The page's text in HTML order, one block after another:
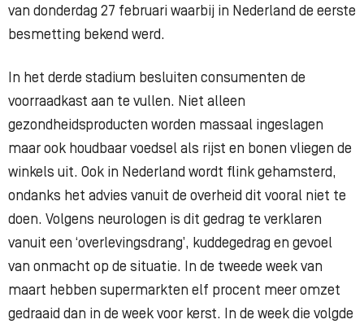
van donderdag 27 februari waarbij in Nederland de eerste
besmetting bekend werd.
In het derde stadium besluiten consumenten de
voorraadkast aan te vullen. Niet alleen
gezondheidsproducten worden massaal ingeslagen
maar ook houdbaar voedsel als rijst en bonen vliegen de
winkels uit. Ook in Nederland wordt flink gehamsterd,
ondanks het advies vanuit de overheid dit vooral niet te
doen. Volgens neurologen is dit gedrag te verklaren
vanuit een ‘overlevingsdrang’, kuddegedrag en gevoel
van onmacht op de situatie. In de tweede week van
maart hebben supermarkten elf procent meer omzet
gedraaid dan in de week voor kerst. In de week die volgde